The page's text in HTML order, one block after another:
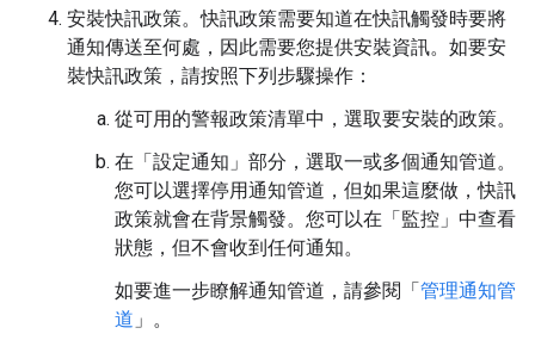
安裝快訊政策。快訊政策需要知道在快訊觸發時要將
通知傳送至何處，因此需要您提供安裝資訊。如要安
裝快訊政策，請按照下列步驟操作：
從可用的警報政策清單中，選取要安裝的政策。
在「設定通知」 部分，選取一或多個通知管道。
您可以選擇停用通知管道，但如果這麼做，快訊
政策就會在背景觸發。您可以在「監控」中查看
狀態，但不會收到任何通知。
如要進一步瞭解通知管道，請參閱「管理通知管
道 」。